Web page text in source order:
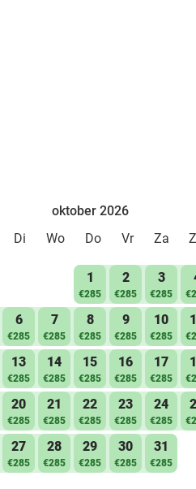
oktober 2026
Di Wo Do Vr Za
1
€285
2
€285
3
€285
6
€285
7
€285
8
€285
9
€285
10
€285
13
€285
14
€285
15
€285
16
€285
17
€285
20
€285
21
€285
22
€285
23
€285
24
€285
27
€285
28
€285
29
€285
30
€285
31
€285